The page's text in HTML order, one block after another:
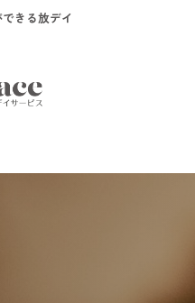
できる放デイ